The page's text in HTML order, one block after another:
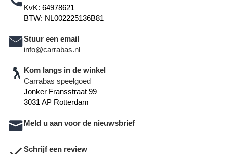
KvK: 64978621
BTW: NL002225136B81
Stuur een email
info@carrabas.nl
Kom langs in de winkel
Carrabas speelgoed
Jonker Fransstraat 99
3031 AP Rotterdam
Meld u aan voor de nieuwsbrief
Schrijf een review